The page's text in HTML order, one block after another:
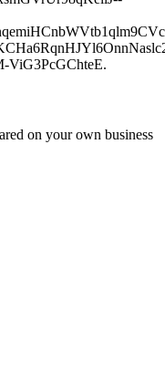
ViG3PcGChteE.
on your own business